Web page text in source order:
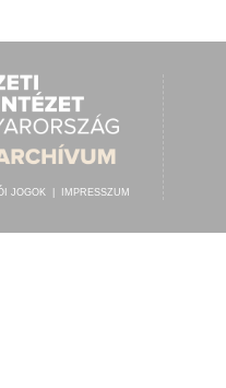
JOGOK IMPRESSZUM